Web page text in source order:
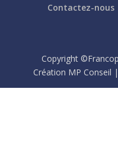
Contactez-nous
Copyright
Création MP Conseil